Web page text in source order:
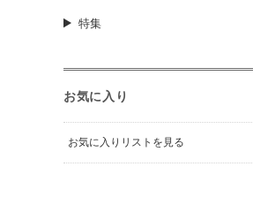
特集
お気に入り
お気に入りリストを見る